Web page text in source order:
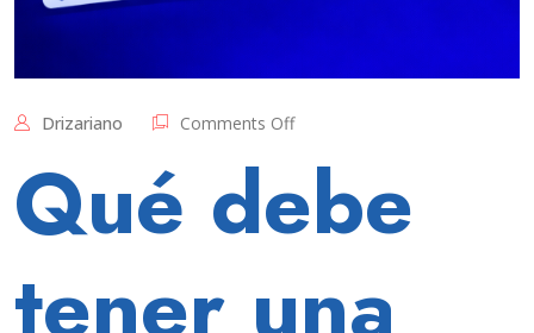
Drizariano Comments Offon
debe
tener
una
efectiva
Qué debe
tener una